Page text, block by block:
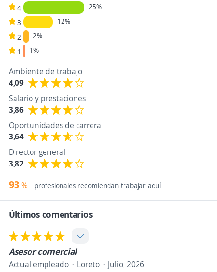
4
25%
3
12%
2
2%
1
1%
Ambiente de trabajo
4,09
Salario y prestaciones
3,86
Oportunidades de carrera
3,64
Director general
3,82
93% profesionales recomiendan trabajar aquí
Últimos comentarios
Asesor comercial
Actual empleado Loreto
Julio, 2026